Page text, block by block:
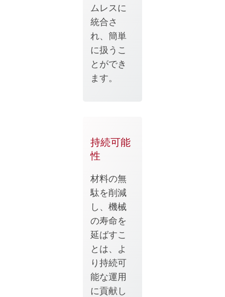
ムレスに
統合さ
れ、簡単
に扱うこ
とができ
ます。
持続可能
性
材料の無
駄を削減
し、機械
の寿命を
延ばすこ
とは、よ
り持続可
能な運用
に貢献し